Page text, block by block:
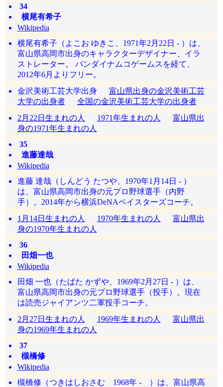
34
横尾有希子
Wikipedia
横尾有希子（よこお ゆきこ、1971年2月22日 - ）は、
富山県高岡市出身のキャラクターデザイナー、イラ
ストレーター。 バンダイナムコゲームスを経て、
2012年6月よりフリー。
金沢美術工芸大学出身 富山県出身の金沢美術工芸
大学の出身者
全国の金沢美術工芸大学の出身者
2月22日生まれの人
1971年生まれの人
富山県出
身の1971年生まれの人
35
進藤達哉
Wikipedia
進藤 達哉（しんどう たつや、1970年1月14日 - ）
は、富山県高岡市出身の元プロ野球選手（内野
手）。2014年から横浜DeNAベイスターズコーチ。
1月14日生まれの人
1970年生まれの人
富山県出
身の1970年生まれの人
36
田畑一也
Wikipedia
田畑 一也（たばた かずや、1969年2月27日 - ）は、
富山県高岡市出身の元プロ野球選手（投手）。現在
は読売ジャイアンツ二軍投手コーチ。
2月27日生まれの人
1969年生まれの人
富山県出
身の1969年生まれの人
37
槻橋修
Wikipedia
槻橋修（つきはしおさむ 1968年 - ）は、富山県高